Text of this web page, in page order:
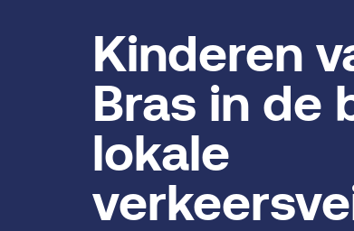
Kinderen
Bras in de
lokale